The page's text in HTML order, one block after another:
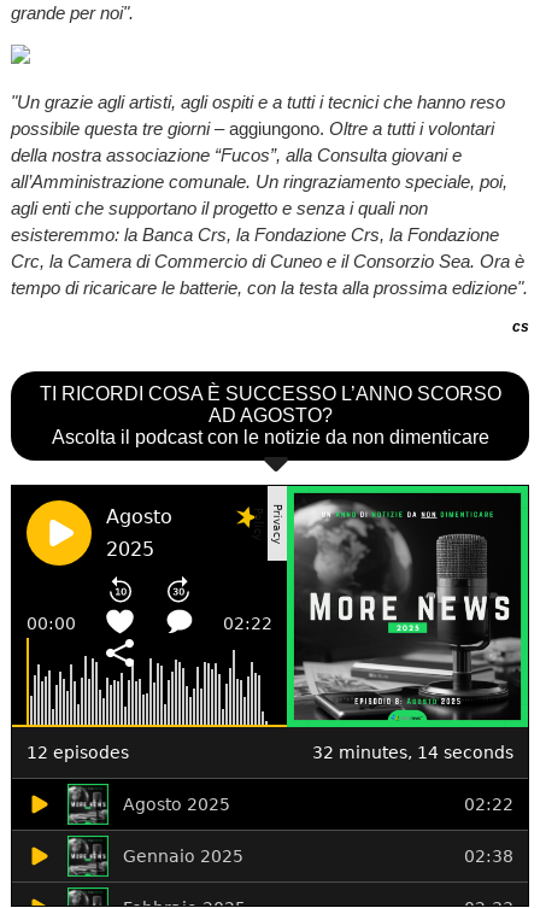
grande per noi".
"Un grazie agli artisti, agli ospiti e a tutti i tecnici che hanno reso
possibile questa tre giorni– aggiungono. Oltre a tutti i volontari
della nostra associazione “Fucos”, alla Consulta giovani e
all’Amministrazione comunale. Un ringraziamento speciale, poi,
agli enti che supportano il progetto e senza i quali non
esisteremmo: la Banca Crs, la Fondazione Crs, la Fondazione
Crc, la Camera di Commercio di Cuneo e il Consorzio Sea. Ora è
tempo di ricaricare le batterie, con la testa alla prossima edizione".
cs
TI RICORDI COSA È SUCCESSO L’ANNO SCORSO
AD AGOSTO?
Ascolta il podcast con le notizie da non dimenticare